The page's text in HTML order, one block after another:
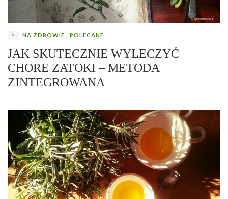
NA ZDROWIE POLECANE
JAK SKUTECZNIE WYLECZYĆ
CHORE ZATOKI – METODA
ZINTEGROWANA